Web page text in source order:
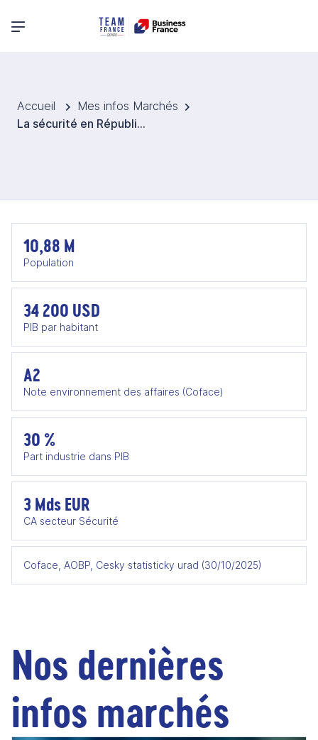
Menu principal
Accueil
Mes infos Marchés
La sécurité en République tchèque
10,88 M
Population
34 200 USD
PIB par habitant
A2
Note environnement des affaires (Coface)
30 %
Part industrie dans PIB
3 Mds EUR
CA secteur Sécurité
Coface, AOBP, Cesky statisticky urad (30/10/2025)
Nos dernières
infos marchés